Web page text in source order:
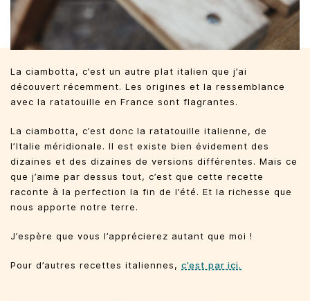
La ciambotta, c’est un autre plat italien que j’ai
découvert récemment. Les origines et la ressemblance
avec la ratatouille en France sont flagrantes.
La ciambotta, c’est donc la ratatouille italienne, de
l’Italie méridionale. Il est existe bien évidement des
dizaines et des dizaines de versions différentes. Mais ce
que j’aime par dessus tout, c’est que cette recette
raconte à la perfection la fin de l’été. Et la richesse que
nous apporte notre terre.
J’espère que vous l’apprécierez autant que moi !
Pour d’autres recettes italiennes, c’est par ici.